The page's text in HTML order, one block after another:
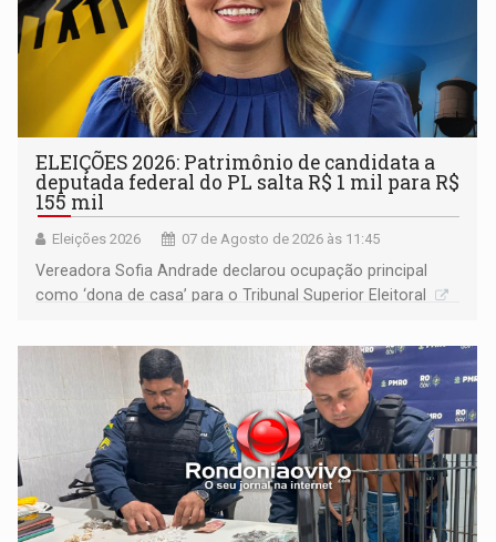
ELEIÇÕES 2026: Patrimônio de candidata a
deputada federal do PL salta R$ 1 mil para R$
155 mil
Eleições 2026 07 de Agosto de 2026 às 11:45
Vereadora Sofia Andrade declarou ocupação principal
como ‘dona de casa’ para o Tribunal Superior Eleitoral